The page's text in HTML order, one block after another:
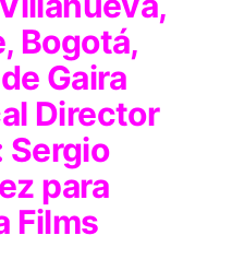
Bogotá,
Gaira
Director
Sergio
para
Films